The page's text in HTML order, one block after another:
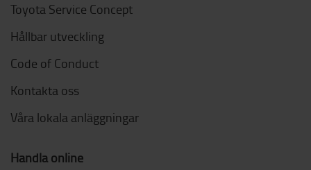
Toyota Service Concept
Hållbar utveckling
Code of Conduct
Kontakta oss
Våra lokala anläggningar
Handla online